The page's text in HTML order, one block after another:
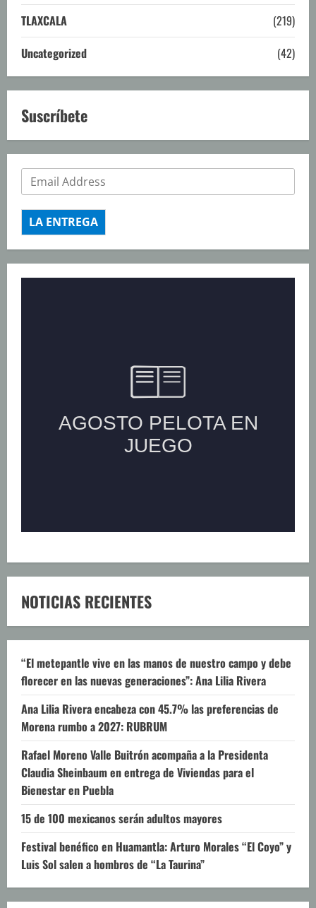
TLAXCALA
(219)
Uncategorized
(42)
Suscríbete
LA ENTREGA
NOTICIAS RECIENTES
“El metepantle vive en las manos de nuestro campo y debe
florecer en las nuevas generaciones”: Ana Lilia Rivera
Ana Lilia Rivera encabeza con 45.7% las preferencias de
Morena rumbo a 2027: RUBRUM
Rafael Moreno Valle Buitrón acompaña a la Presidenta
Claudia Sheinbaum en entrega de Viviendas para el
Bienestar en Puebla
15 de 100 mexicanos serán adultos mayores
Festival benéfico en Huamantla: Arturo Morales “El Coyo” y
Luis Sol salen a hombros de “La Taurina”